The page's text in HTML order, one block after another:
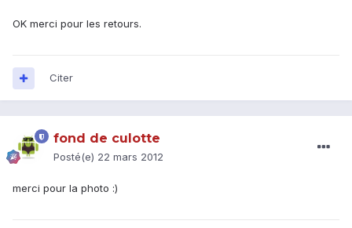
OK merci pour les retours.
Citer
fond de culotte
Posté(e) 22 mars 2012
merci pour la photo :)